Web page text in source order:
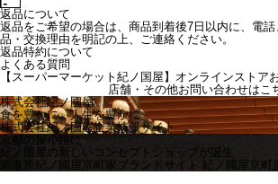
返品について
返品をご希望の場合は、商品到着後7日以内に、電
品・交換理由を明記の上、ご連絡ください。
返品特約について
よくある質問
【スーパーマーケット紀ノ国屋】オンラインストア
店舗・その他お問い合わせは こ
株式会社紀ノ國屋
食を豊かに、人生を豊かに
株式会社紀ノ國屋企業情報サイト
京都の富小路に
紀ノ国屋の新しいコンセプトショップが誕生
調進所紀ノ國屋京町家ブランドサイト 紀ノ國屋京町